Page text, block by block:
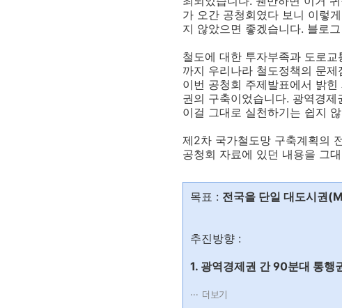
가 오간 공청회였다 보니 이렇
지 않았으면 좋겠습니다. 블로
철도에 대한 투자부족과 도로
까지 우리나라 철도정책의 문
이번 공청회 주제발표에서 밝
권의 구축이었습니다. 광역경
이걸 그대로 실천하기는 쉽지
제2차 국가철도망 구축계획의
공청회 자료에 있던 내용을 그
목표 : 전국을 단일 대도시권
추진방향 :
1. 광역경제권 간 90분대 통행
더보기